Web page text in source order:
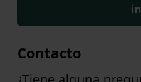
Contacto